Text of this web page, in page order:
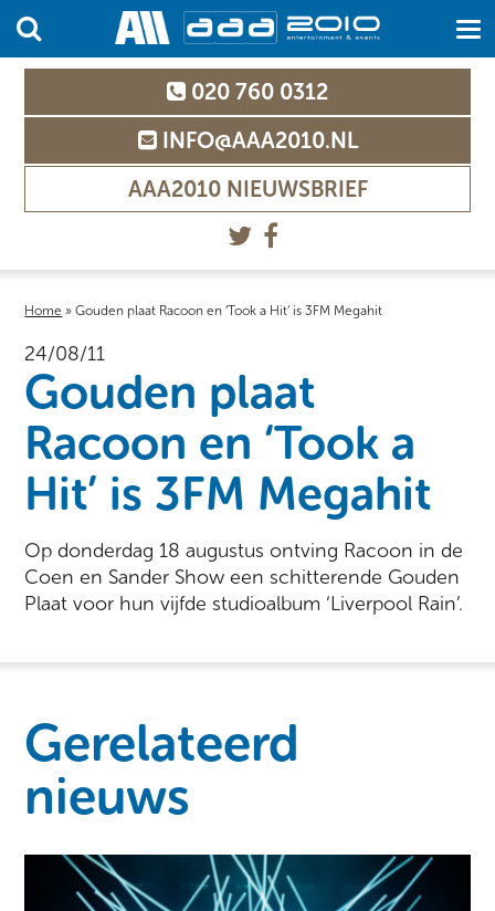
020 760 0312
INFO@AAA2010.NL
AAA2010 NIEUWSBRIEF
Home »Gouden plaat Racoon en ‘Took a Hit’ is 3FM Megahit
24/08/11
Gouden plaat
Racoon en ‘Took a
Hit’ is 3FM Megahit
Op donderdag 18 augustus ontving Racoon in de
Coen en Sander Show een schitterende Gouden
Plaat voor hun vijfde studioalbum ‘Liverpool Rain’.
Gerelateerd
nieuws